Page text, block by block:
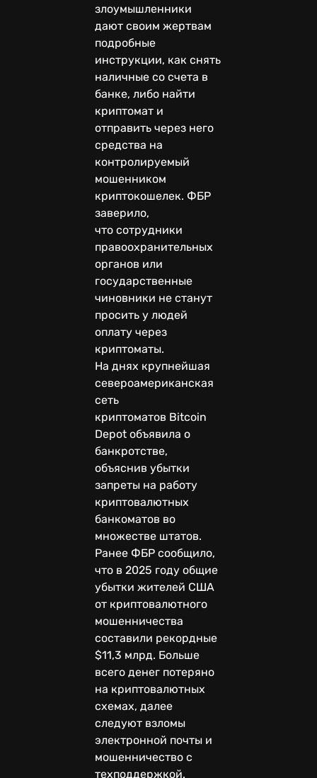
злоумышленники
дают своим жертвам
подробные
инструкции, как снять
наличные со счета в
банке, либо найти
криптомат и
отправить через него
средства на
контролируемый
мошенником
криптокошелек. ФБР
заверило,
что сотрудники
правоохранительных
органов или
государственные
чиновники не станут
просить у людей
оплату через
криптоматы.
На днях крупнейшая
североамериканская
сеть
криптоматов Bitcoin
Depot объявила о
банкротстве,
объяснив убытки
запреты на работу
криптовалютных
банкоматов во
множестве штатов.
Ранее ФБР сообщило,
что в 2025 году общие
убытки жителей США
от криптовалютного
мошенничества
составили рекордные
$11,3 млрд. Больше
всего денег потеряно
на криптовалютных
схемах, далее
следуют взломы
электронной почты и
мошенничество с
техподдержкой.